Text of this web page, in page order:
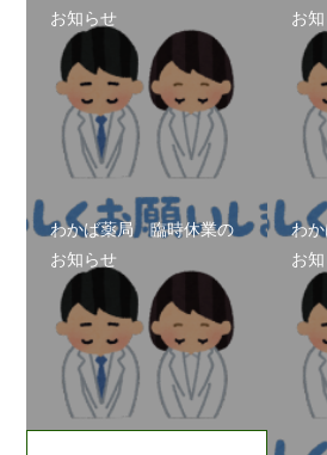
お知らせ
お
わかば薬局 臨時休業の
お知らせ
わ
お